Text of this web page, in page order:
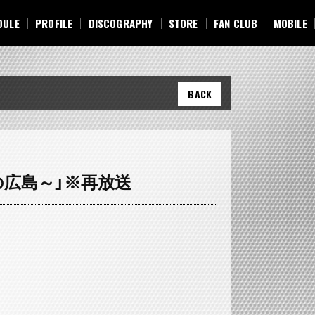
PROFILE
PROFILE
DISCOGRAPHY
DISCOGRAPHY
STORE
STORE
FAN CLUB
FAN CLUB
MOBILE
MOBILE
BACK
島～」※再放送